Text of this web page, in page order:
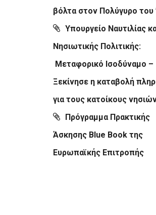
βόλτα στον Πολύγυρο του
Υπουργείο Ναυτιλίας
Νησιωτικής Πολιτικής:
Μεταφορικό Ισοδύναμο –
Ξεκίνησε η καταβολή
για τους κατοίκους
Πρόγραμμα Πρακτικής
Άσκησης Blue Book της
Ευρωπαϊκής Επιτροπής